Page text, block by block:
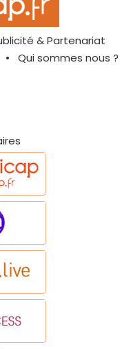
& Partenariat
Qui sommes nous ?